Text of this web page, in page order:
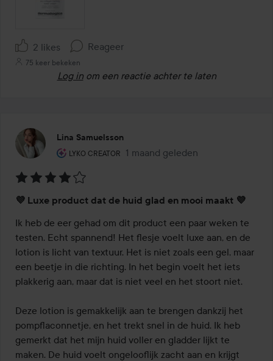
2 likes Reageer
75 keer bekeken
Log in om een reactie achter te laten
Lina Samuelsson
LYKO CREATOR
De rol van de gebruiker: Lyko Creator.
1 maand geleden
Het bericht is gemaakt 1 maand
4
van
de
5
💜 Luxe product dat de huid glad en mooi maakt 💜
Ik heb de eer gehad om dit product een paar weken te
testen. Echt spannend! Het flesje voelt luxe aan, en de
lotion is licht van textuur. Het is niet zoals een gel, maar
een beetje in die richting. In het begin voelt het iets
plakkerig aan, maar dat is niet veel en het stoort niet.
Deze lotion is gemakkelijk aan te brengen dankzij het
pompflaconnetje, en het trekt snel in de huid. Ik heb
gemerkt dat het mijn huid voller en gladder lijkt te
maken. De huid voelt ongelooflijk zacht aan en krijgt